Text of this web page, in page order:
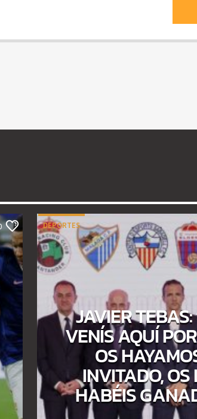
DEPORTES
JAVIER
VENÍS AQUÍ
OS
INVITADO, OS
HABÉIS